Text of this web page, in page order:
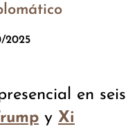
2025
en seis
y Xi